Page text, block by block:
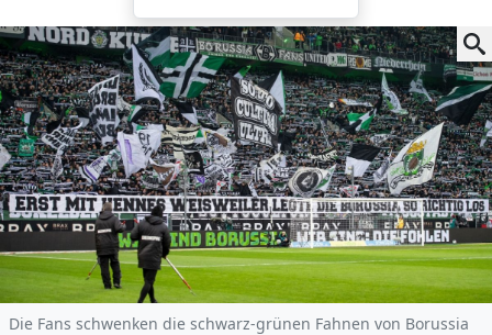
Die Fans schwenken die schwarz-grünen Fahnen von Borussia